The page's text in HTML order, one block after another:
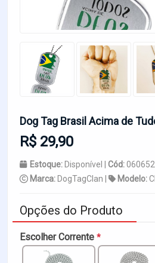
Dog Tag Brasil Acima de
R$ 29,90
Estoque: Disponível | Cód:
Marca: DogTagClan | Modelo:
Opções do Produto
Escolher Corrente *